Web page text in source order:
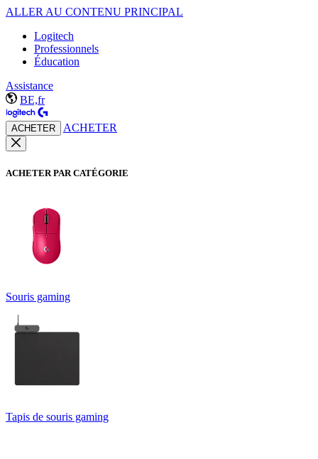
ALLER AU CONTENU PRINCIPAL
Logitech
Professionnels
Éducation
Assistance
BE,fr
ACHETER ACHETER
ACHETER PAR CATÉGORIE
Souris gaming
Tapis de souris gaming